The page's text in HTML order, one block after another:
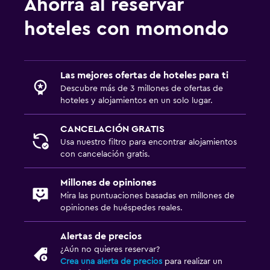
Bañera de hidromasaje
Piscina al aire libre
Zona de trabajo
Fax/fotocopiadora
Comedor
Máquina expendedora (botanas)
Ahorra al reservar
hoteles con momondo
Las mejores ofertas de hoteles para ti
Descubre más de 3 millones de ofertas de
hoteles y alojamientos en un solo lugar.
CANCELACIÓN GRATIS
Usa nuestro filtro para encontrar alojamientos
con cancelación gratis.
Millones de opiniones
Mira las puntuaciones basadas en millones de
opiniones de huéspedes reales.
Alertas de precios
¿Aún no quieres reservar?
Crea una alerta de precios para realizar un